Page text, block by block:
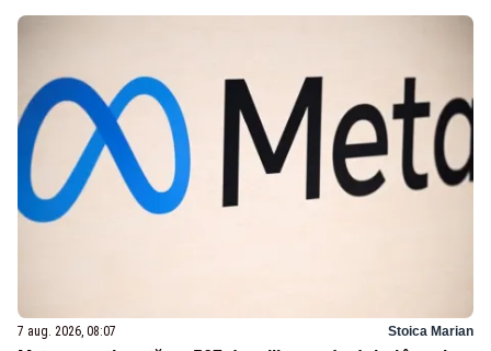
7 aug. 2026, 08:07 Stoica Marian